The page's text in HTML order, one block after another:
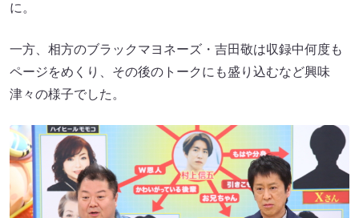
に。
一方、相方のブラックマヨネーズ・吉田敬は収録中何度も
ページをめくり、その後のトークにも盛り込むなど興味
津々の様子でした。